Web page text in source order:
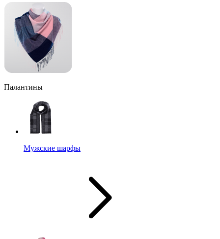
Палантины
Мужские шарфы